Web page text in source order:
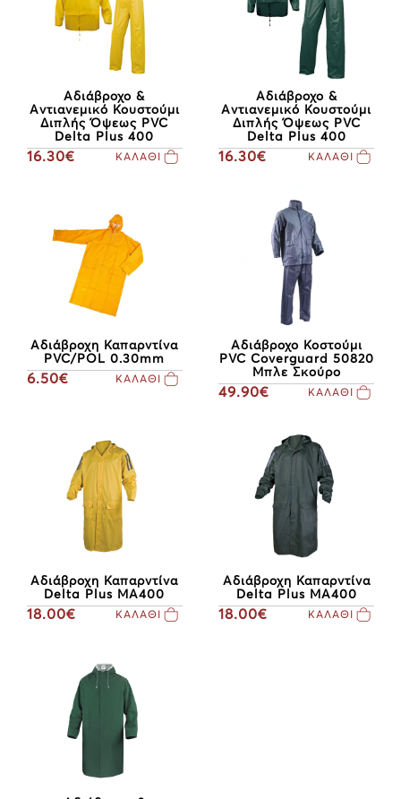
Αδιάβροχο &
Αντιανεμικό Κουστούμι
Διπλής Όψεως PVC
Delta Plus 400
16.30€ ΚΑΛΑΘΙ
Αδιάβροχο &
Αντιανεμικό Κουστούμι
Διπλής Όψεως PVC
Delta Plus 400
16.30€ ΚΑΛΑΘΙ
Αδιάβροχη Καπαρντίνα
PVC/POL 0.30mm
6.50€ ΚΑΛΑΘΙ
Αδιάβροχο Κοστούμι
PVC Coverguard 50820
Μπλε Σκούρο
49.90€ ΚΑΛΑΘΙ
Αδιάβροχη Καπαρντίνα
Delta Plus MA400
18.00€ ΚΑΛΑΘΙ
Αδιάβροχη Καπαρντίνα
Delta Plus MA400
18.00€ ΚΑΛΑΘΙ